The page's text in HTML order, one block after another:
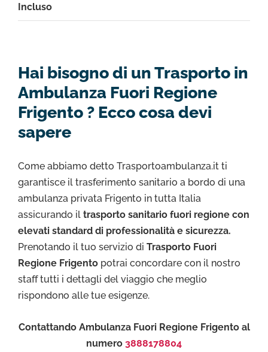
Incluso
Hai bisogno di un Trasporto in
Ambulanza Fuori Regione
Frigento ? Ecco cosa devi
sapere
Come abbiamo detto Trasportoambulanza.it ti
garantisce il trasferimento sanitario a bordo di una
ambulanza privata Frigento in tutta Italia
assicurando il trasporto sanitario fuori regione con
elevati standard di professionalità e sicurezza.
Prenotando il tuo servizio di Trasporto Fuori
Regione Frigento potrai concordare con il nostro
staff tutti i dettagli del viaggio che meglio
rispondono alle tue esigenze.
Contattando Ambulanza Fuori Regione Frigento al
numero 3888178804